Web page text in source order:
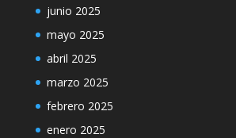
junio 2025
mayo 2025
abril 2025
marzo 2025
febrero 2025
enero 2025